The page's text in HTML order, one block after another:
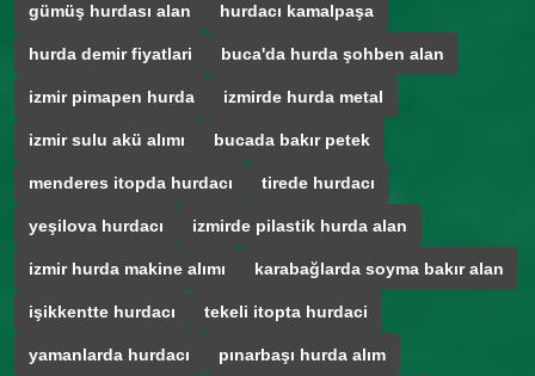
gümüş hurdası alan hurdacı kamalpaşa
hurda demir fiyatlari buca'da hurda şohben alan
izmir pimapen hurda izmirde hurda metal
izmir sulu akü alımı bucada bakır petek
menderes itopda hurdacı tirede hurdacı
yeşilova hurdacı izmirde pilastik hurda alan
izmir hurda makine alımı karabağlarda soyma bakır alan
işikkentte hurdacı tekeli itopta hurdaci
yamanlarda hurdacı pınarbaşı hurda alım